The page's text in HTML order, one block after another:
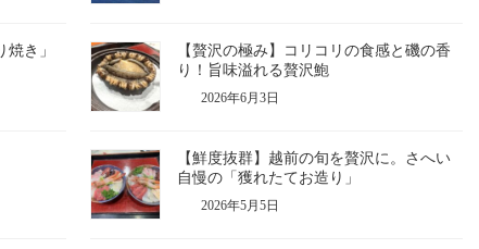
き」
【贅沢の極み】コリコリの食感と磯の香
り！旨味溢れる贅沢鮑
2026年6月3日
【鮮度抜群】越前の旬を贅沢に。さへい
自慢の「獲れたてお造り」
2026年5月5日